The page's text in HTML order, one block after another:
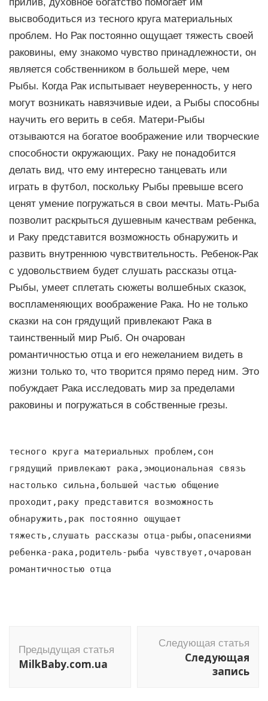
высвободиться из тесного круга материальных
проблем. Но Рак постоянно ощущает тяжесть своей
раковины, ему знакомо чувство принадлежности, он
является собственником в большей мере, чем
Рыбы. Когда Рак испытывает неуверенность, у него
могут возникать навязчивые идеи, а Рыбы способны
научить его верить в себя. Матери-Рыбы
отзываются на богатое воображение или творческие
способности окружающих. Раку не понадобится
делать вид, что ему интересно танцевать или
играть в футбол, поскольку Рыбы превыше всего
ценят умение погружаться в свои мечты. Мать-Рыба
позволит раскрыться душевным качествам ребенка,
и Раку представится возможность обнаружить и
развить внутреннюю чувствительность. Ребенок-Рак
с удовольствием будет слушать рассказы отца-
Рыбы, умеет сплетать сюжеты волшебных сказок,
воспламеняющих воображение Рака. Но не только
сказки на сон грядущий привлекают Рака в
таинственный мир Рыб. Он очарован
романтичностью отца и его нежеланием видеть в
жизни только то, что творится прямо перед ним. Это
побуждает Рака исследовать мир за пределами
раковины и погружаться в собственные грезы.
тесного круга материальных проблем,сон
грядущий привлекают рака,эмоциональная связь
настолько сильна,большей частью общение
проходит,раку представится возможность
обнаружить,рак постоянно ощущает
тяжесть,слушать рассказы отца-рыбы,опасениями
ребенка-рака,родитель-рыба чувствует,очарован
романтичностью отца
по
записям
Предыдущая статья
MilkBaby.com.ua
Следующая статья
Следующая
запись